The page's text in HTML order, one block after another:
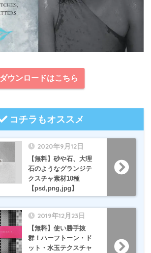
ダウンロードはこちら
コチラもオススメ
2020年9月12日
【無料】砂や石、大理
石のようなグランジテ
クスチャ素材10種
【psd,png,jpg】
2019年12月23日
【無料】使い勝手抜
群！ハーフトーン・ド
ット・水玉テクスチャ